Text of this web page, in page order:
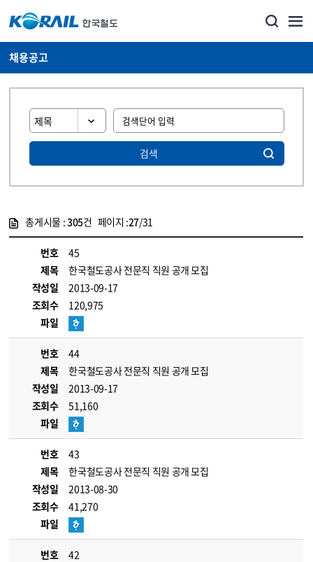
채용공고
검색
총게시물 :305건 페이지 :27/31
번호
45
제목
한국철도공사 전문직 직원 공개 모집
작성일
2013-09-17
조회수
120,975
파일
번호
44
제목
한국철도공사 전문직 직원 공개 모집
작성일
2013-09-17
조회수
51,160
파일
번호
43
제목
한국철도공사 전문직 직원 공개 모집
작성일
2013-08-30
조회수
41,270
파일
번호
42